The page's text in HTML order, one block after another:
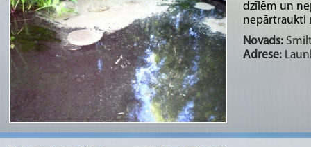
dzīlēm un
nepārtraukti
Novads:
Adrese: